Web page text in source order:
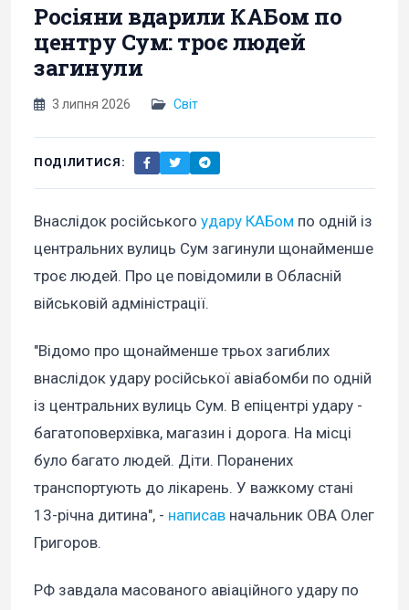
Росіяни вдарили КАБом по
центру Сум: троє людей
загинули
3 липня 2026 Світ
ПОДІЛИТИСЯ:
Внаслідок російського удару КАБом по одній із
центральних вулиць Сум загинули щонайменше
троє людей. Про це повідомили в Обласній
військовій адміністрації.
"Відомо про щонайменше трьох загиблих
внаслідок удару російської авіабомби по одній
із центральних вулиць Сум. В епіцентрі удару -
багатоповерхівка, магазин і дорога. На місці
було багато людей. Діти. Поранених
транспортують до лікарень. У важкому стані
13-річна дитина", - написав начальник ОВА Олег
Григоров.
РФ завдала масованого авіаційного удару по